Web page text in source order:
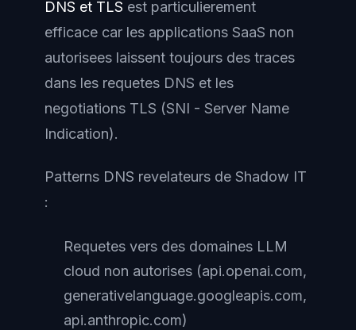
DNS et TLS est particulierement
efficace car les applications SaaS non
autorisees laissent toujours des traces
dans les requetes DNS et les
negotiations TLS (SNI - Server Name
Indication).
Patterns DNS revelateurs de Shadow IT
:
Requetes vers des domaines LLM
cloud non autorises (api.openai.com,
generativelanguage.googleapis.com,
api.anthropic.com)